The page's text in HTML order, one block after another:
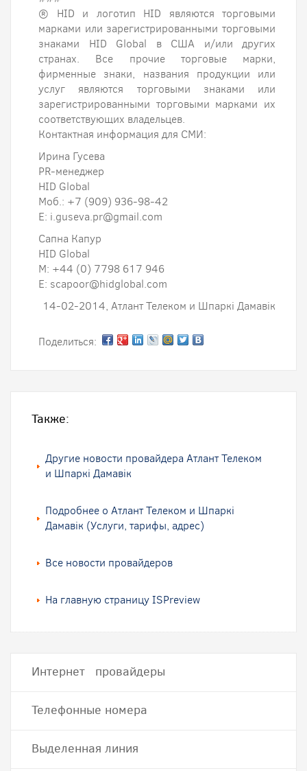
® HID и логотип HID являются торговыми
марками или зарегистрированными торговыми
знаками HID Global в США и/или других
странах. Все прочие торговые марки,
фирменные знаки, названия продукции или
услуг являются торговыми знаками или
зарегистрированными торговыми марками их
соответствующих владельцев.
Контактная информация для СМИ:
Ирина Гусева
PR-менеджер
HID Global
Моб.: +7 (909) 936-98-42
E: i.guseva.pr@gmail.com
Сапна Капур
HID Global
M: +44 (0) 7798 617 946
E: scapoor@hidglobal.com
14-02-2014, Атлант Телеком и Шпаркi Дамавiк
Поделиться:
Также:
Другие новости провайдера Атлант Телеком
и Шпаркi Дамавiк
Подробнее о Атлант Телеком и Шпаркi
Дамавiк (Услуги, тарифы, адрес)
Все новости провайдеров
На главную страницу ISPreview
Интернет провайдеры
Телефонные номера
Выделенная линия